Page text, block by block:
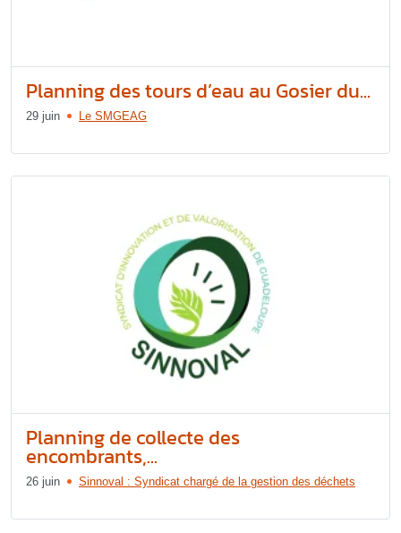
Planning des tours d’eau au Gosier du...
29 juin Le SMGEAG
Planning de collecte des
encombrants,...
26 juin Sinnoval : Syndicat chargé de la gestion des déchets